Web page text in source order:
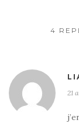
4
21